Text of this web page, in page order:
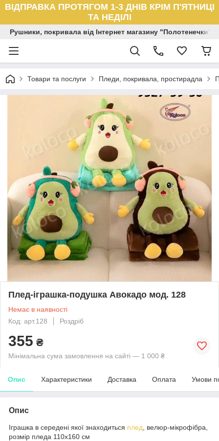
ВІДПРАВКА ПРОТЯГОМ 1-3 ДНІВ КРІМ П'ЯТНИЦІ
ТА НЕДІЛІ
Рушники, покривала від Інтернет магазину "Полотенечки"
Товари та послуги Пледи, покривала, простирадла
Плед-іграшка-подушка Авокадо мод. 128
Немає в наявності
Код: арт.128
Роздріб
355 ₴
Мінімальна сума замовлення на сайті — 1 000 ₴
Опис Характеристики Доставка Оплата Умови
Опис
Іграшка в середені якої знаходиться плед , велюр-мікрофібра,
розмір пледа 110х160 см